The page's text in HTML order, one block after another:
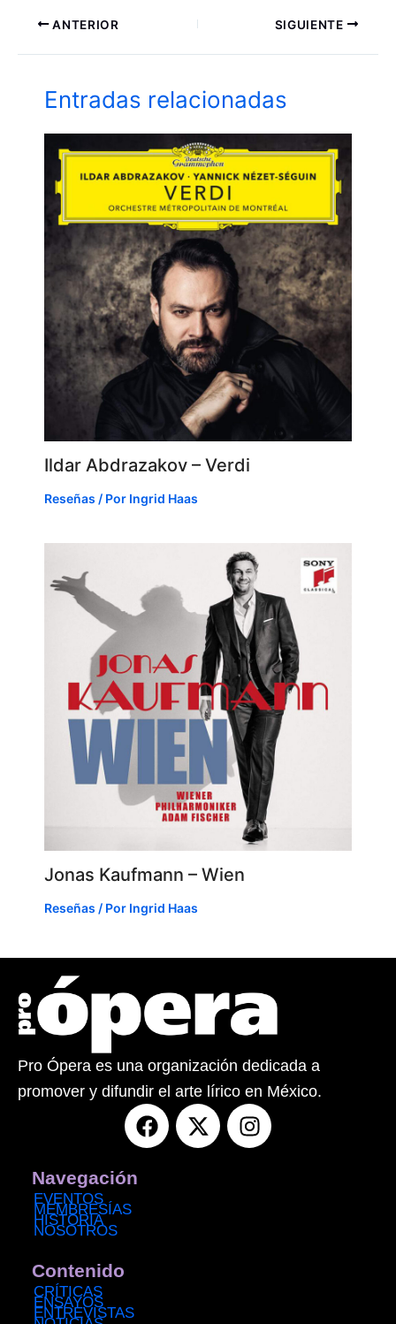
ANTERIOR SIGUIENTE
Entradas relacionadas
Ildar Abdrazakov – Verdi
Reseñas / Por Ingrid Haas
Jonas Kaufmann – Wien
Reseñas / Por Ingrid Haas
Pro Ópera es una organización dedicada a
promover y difundir el arte lírico en México.
F
a
X
-
I
n
Navegación
EVENTOS
MEMBRESÍAS
HISTORIA
NOSOTROS
Contenido
CRÍTICAS
ENSAYOS
ENTREVISTAS